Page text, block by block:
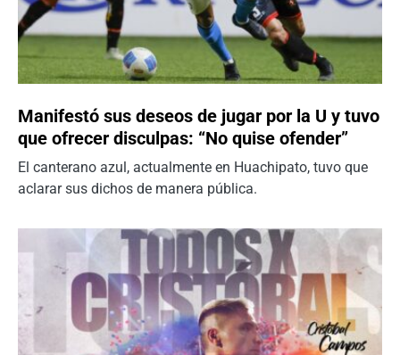
Manifestó sus deseos de jugar por la U y tuvo
que ofrecer disculpas: “No quise ofender”
El canterano azul, actualmente en Huachipato, tuvo que
aclarar sus dichos de manera pública.